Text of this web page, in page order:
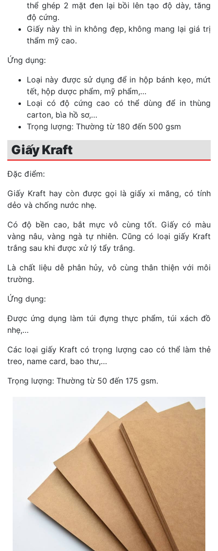
thể ghép 2 mặt đen lại bồi lên tạo độ dày, tăng
độ cứng.
Giấy này thì in không đẹp, không mang lại giá trị
thẩm mỹ cao.
Ứng dụng:
Loại này được sử dụng để in hộp bánh kẹo, mứt
tết, hộp dược phẩm, mỹ phẩm,…
Loại có độ cứng cao có thể dùng để in thùng
carton, bìa hồ sơ,…
Trọng lượng: Thường từ 180 đến 500 gsm
Giấy Kraft
Đặc điểm:
Giấy Kraft hay còn được gọi là giấy xi măng, có tính
dẻo và chống nước nhẹ.
Có độ bền cao, bắt mực vô cùng tốt. Giấy có màu
vàng nâu, vàng ngà tự nhiên. Cũng có loại giấy Kraft
trắng sau khi được xử lý tẩy trắng.
Là chất liệu dễ phân hủy, vô cùng thân thiện với môi
trường.
Ứng dụng:
Được ứng dụng làm túi đựng thực phẩm, túi xách đồ
nhẹ,…
Các loại giấy Kraft có trọng lượng cao có thể làm thẻ
treo, name card, bao thư,…
Trọng lượng: Thường từ 50 đến 175 gsm.